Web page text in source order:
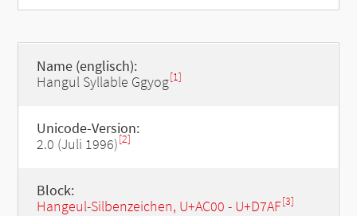
Name (englisch):
Hangul Syllable Ggyog[1]
Unicode-Version:
2.0 (Juli 1996)[2]
Block:
Hangeul-Silbenzeichen, U+AC00 - U+D7AF[3]